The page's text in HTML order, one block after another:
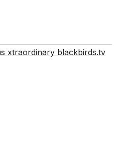
xtraordinary blackbirds.tv